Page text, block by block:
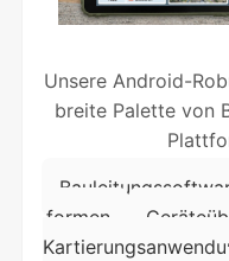
Unsere Android-
breite Palette von
formen